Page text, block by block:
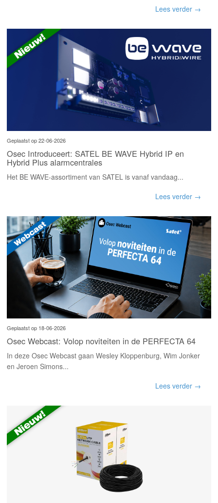
Lees verder →
Geplaatst op 22-06-2026
Osec Introduceert: SATEL BE WAVE Hybrid IP en
Hybrid Plus alarmcentrales
Het BE WAVE-assortiment van SATEL is vanaf vandaag...
Lees verder →
Geplaatst op 18-06-2026
Osec Webcast: Volop noviteiten in de PERFECTA 64
In deze Osec Webcast gaan Wesley Kloppenburg, Wim Jonker
en Jeroen Simons...
Lees verder →